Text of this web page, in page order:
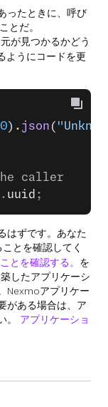
ったときに、呼び
とだ。
が見つかるかどう
ようにコードを更
). json (
caller
. uuid ;
はずです。あなた
とを確認してく
とを確認する。 を
したアプリケーシ
Nexmoアプリケー
がある場合は、ア
。 アプリケーショ